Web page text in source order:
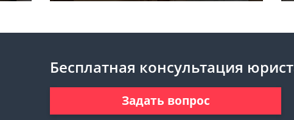
Бесплатная консультация
Задать вопрос